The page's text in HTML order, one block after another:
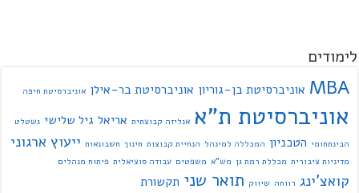
לימודים
MBA אוניברסיטת בן-גוריון אוניברסיטת בר-אילן אוניברסיטת חיפה
אוניברסיטת ת"א אנליזה קבוצתית אריאל גיל שלישי גשטלט
הבינתחומי הטכניון המכללה למינהל הנחיית קבוצות חינוך חשבונאות ייעוץ ארגוני
מדיניות ציבורית מכללת רמת גן מש"א משפטים עבודה סוציאלית פיתוח מנהלים
קואצ'ינג רווחה שיווק תואר שני תקשורת